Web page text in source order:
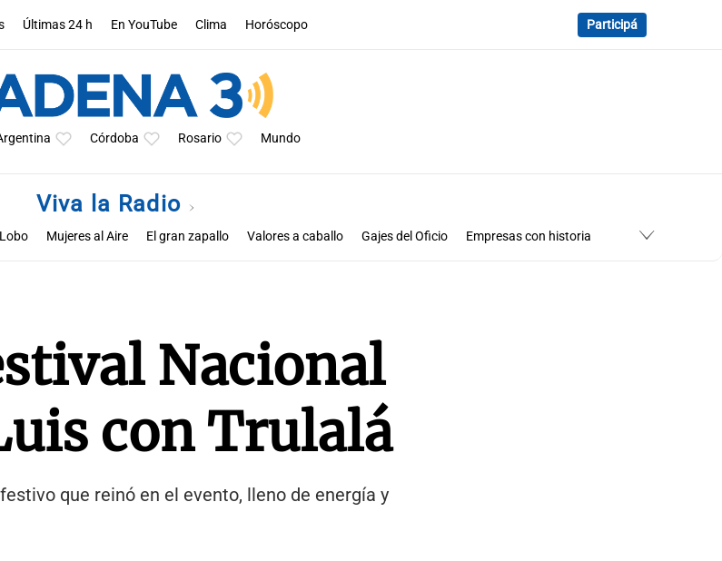
Últimas 24 h En YouTube Clima Horóscopo Participá
Córdoba Rosario Mundo
Viva la Radio
Mujeres al Aire El gran zapallo Valores a caballo Gajes del Oficio
Empresas con historia
Nacional
con Trulalá
que reinó en el evento, lleno de energía y